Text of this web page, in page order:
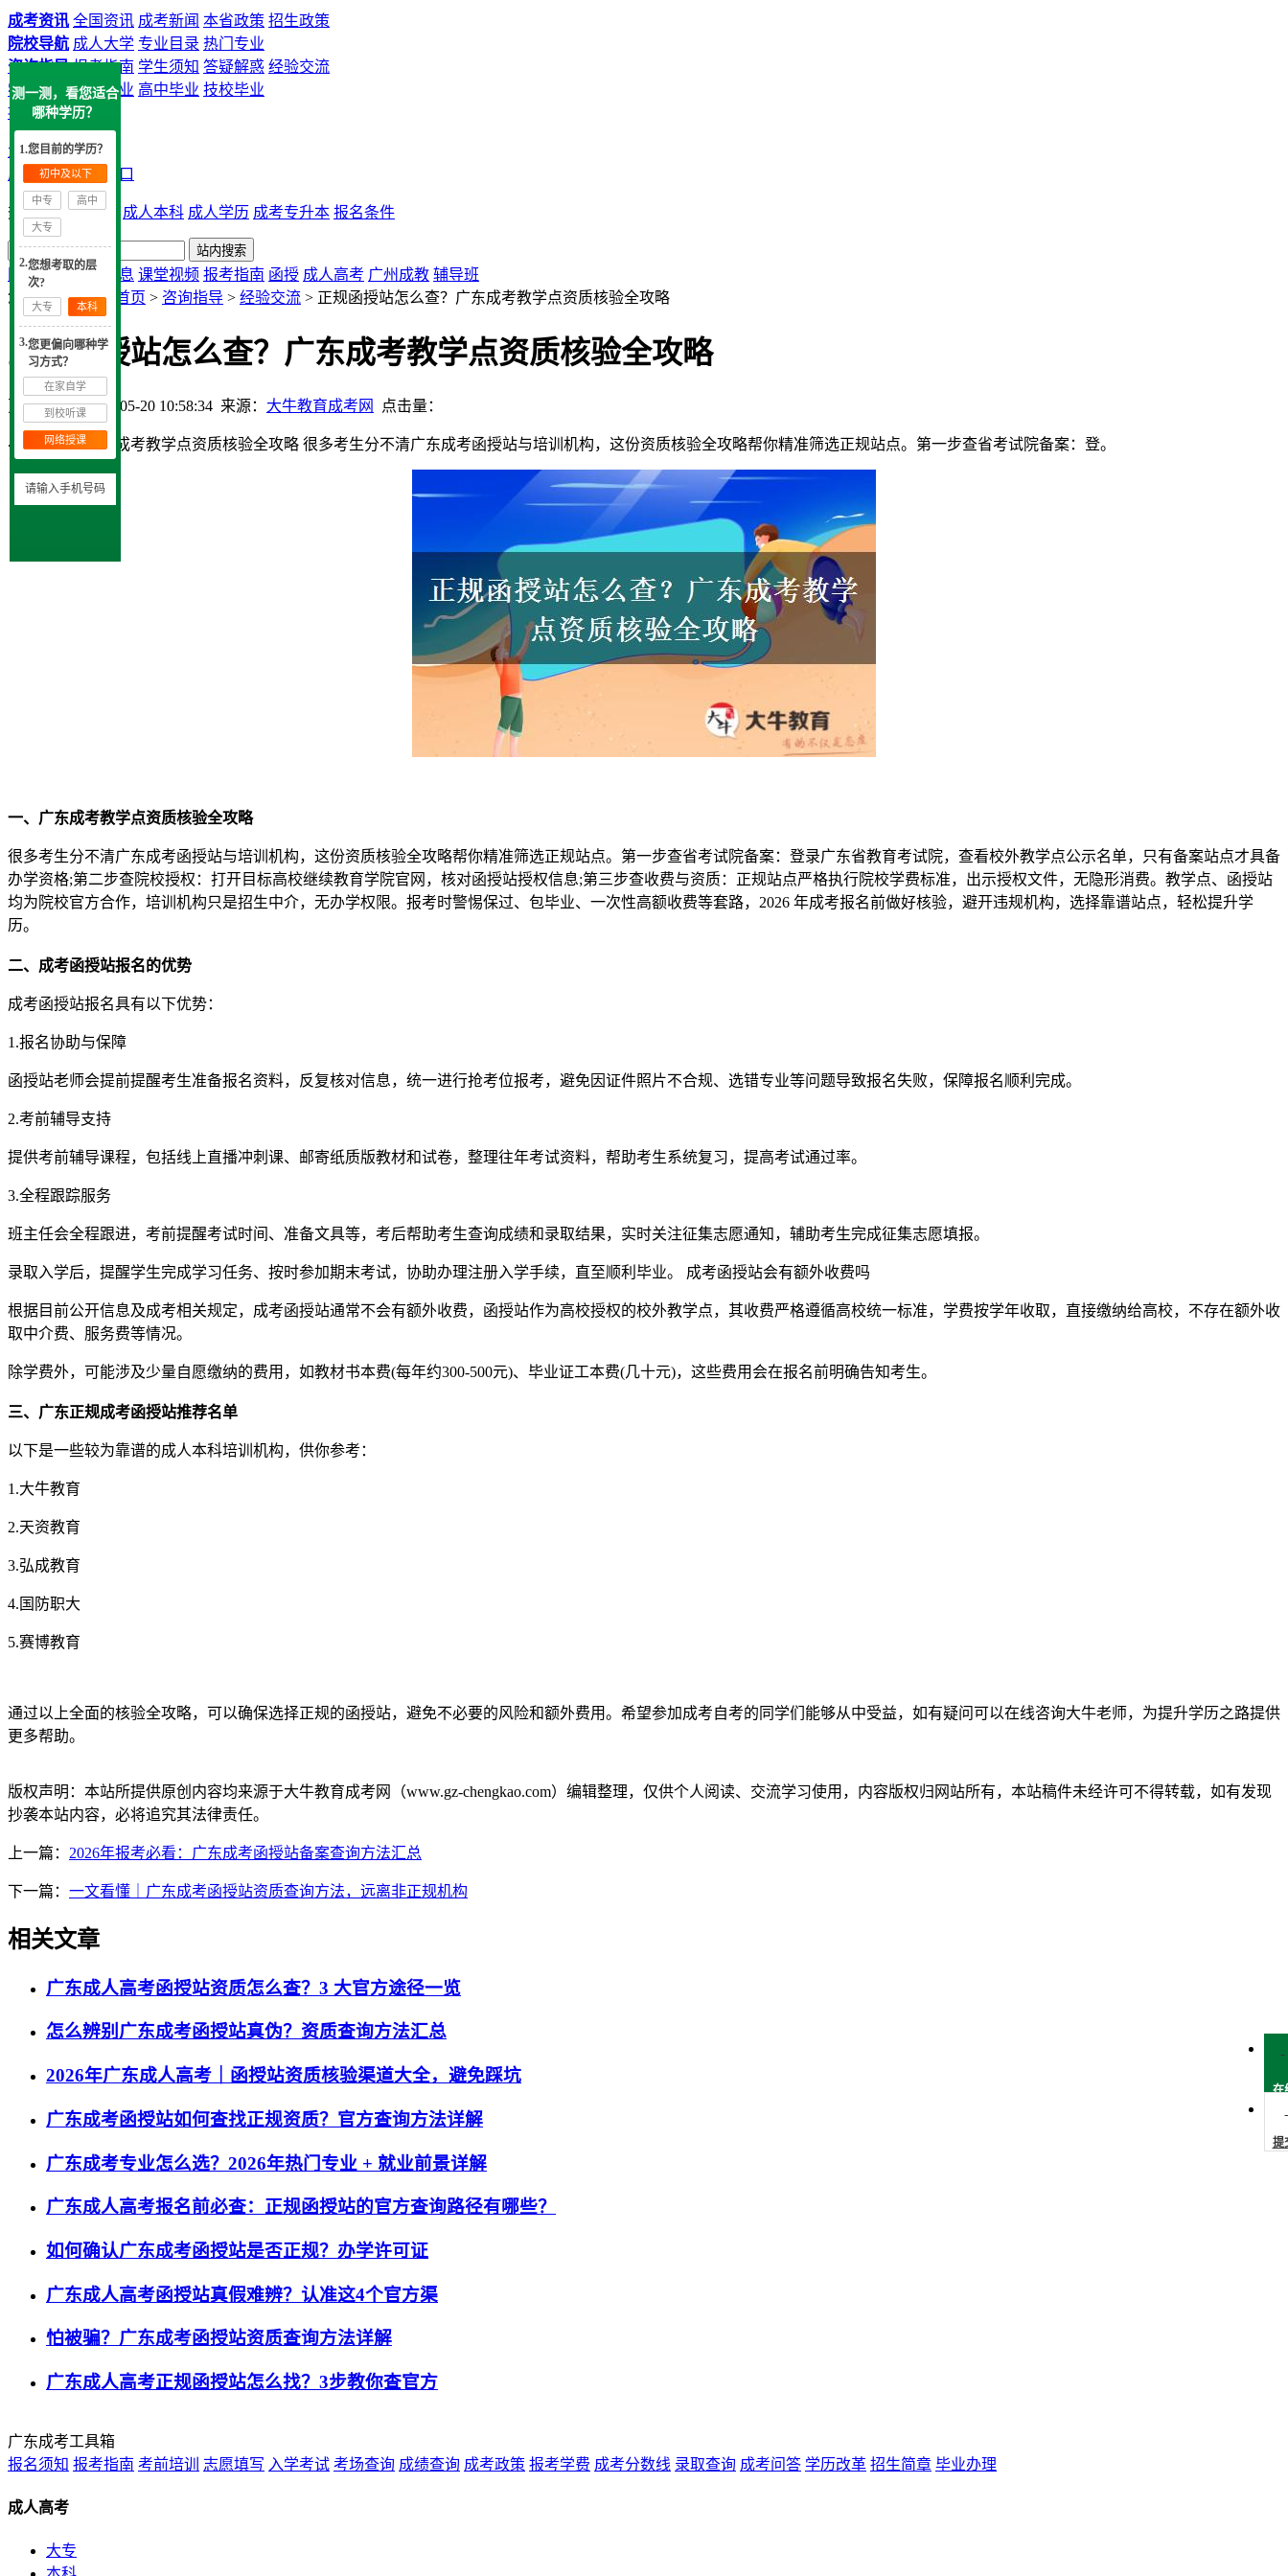
成考资讯 全国资讯 成考新闻 本省政策 招生政策
院校导航 成人大学 专业目录 热门专业
咨询指导 报考指南 学生须知 答疑解惑 经验交流
学历提升 中专毕业 高中毕业 技校毕业
提交申请
大牛教育成考网
成考院校 咨询入口
热搜： 广州成考 成人本科 成人学历 成考专升本 报名条件
网站首页 实用信息 课堂视频 报考指南 函授 成人高考 广州成教 辅导班
您现在的位置：
首页 > 咨询指导 > 经验交流 > 正规函授站怎么查？广东成考教学点资质核验全攻略
正规函授站怎么查？广东成考教学点资质核验全攻略
更新时间：2026-05-20 10:58:34 来源： 大牛教育成考网 点击量：
导读：一、广东成考教学点资质核验全攻略 很多考生分不清广东成考函授站与培训机构，这份资质核验全攻略帮你精准筛选正规站点。第一步查省考试院备案：登。
一、广东成考教学点资质核验全攻略
很多考生分不清广东成考函授站与培训机构，这份资质核验全攻略帮你精准筛选正规站点。第一步查省考试院备案：登录广东省教育考试院，查看校外教学点公示名单，只有备案站点才具备
办学资格;第二步查院校授权：打开目标高校继续教育学院官网，核对函授站授权信息;第三步查收费与资质：正规站点严格执行院校学费标准，出示授权文件，无隐形消费。教学点、函授站
均为院校官方合作，培训机构只是招生中介，无办学权限。报考时警惕保过、包毕业、一次性高额收费等套路，2026 年成考报名前做好核验，避开违规机构，选择靠谱站点，轻松提升学
历。
二、成考函授站报名的优势
成考函授站报名具有以下优势：
1.报名协助与保障
函授站老师会提前提醒考生准备报名资料，反复核对信息，统一进行抢考位报考，避免因证件照片不合规、选错专业等问题导致报名失败，保障报名顺利完成。
2.考前辅导支持
提供考前辅导课程，包括线上直播冲刺课、邮寄纸质版教材和试卷，整理往年考试资料，帮助考生系统复习，提高考试通过率。
3.全程跟踪服务
班主任会全程跟进，考前提醒考试时间、准备文具等，考后帮助考生查询成绩和录取结果，实时关注征集志愿通知，辅助考生完成征集志愿填报。
录取入学后，提醒学生完成学习任务、按时参加期末考试，协助办理注册入学手续，直至顺利毕业。 成考函授站会有额外收费吗
根据目前公开信息及成考相关规定，成考函授站通常不会有额外收费，函授站作为高校授权的校外教学点，其收费严格遵循高校统一标准，学费按学年收取，直接缴纳给高校，不存在额外收
取中介费、服务费等情况。
除学费外，可能涉及少量自愿缴纳的费用，如教材书本费(每年约300-500元)、毕业证工本费(几十元)，这些费用会在报名前明确告知考生。
三、广东正规成考函授站推荐名单
以下是一些较为靠谱的成人本科培训机构，供你参考：
1.大牛教育
2.天资教育
3.弘成教育
4.国防职大
5.赛博教育
通过以上全面的核验全攻略，可以确保选择正规的函授站，避免不必要的风险和额外费用。希望参加成考自考的同学们能够从中受益，如有疑问可以在线咨询大牛老师，为提升学历之路提供
更多帮助。
版权声明： 本站所提供原创内容均来源于大牛教育成考网（www.gz-chengkao.com）编辑整理，仅供个人阅读、交流学习使用，内容版权归网站所有，本站稿件未经许可不得转载，如有发现
抄袭本站内容，必将追究其法律责任。
上一篇： 2026年报考必看：广东成考函授站备案查询方法汇总
下一篇： 一文看懂｜广东成考函授站资质查询方法，远离非正规机构
相关文章
广东成人高考函授站资质怎么查？3 大官方途径一览
怎么辨别广东成考函授站真伪？资质查询方法汇总
2026年广东成人高考｜函授站资质核验渠道大全，避免踩坑
广东成考函授站如何查找正规资质？官方查询方法详解
广东成考专业怎么选？2026年热门专业 + 就业前景详解
广东成人高考报名前必查：正规函授站的官方查询路径有哪些？
如何确认广东成考函授站是否正规？办学许可证
广东成人高考函授站真假难辨？认准这4个官方渠
怕被骗？广东成考函授站资质查询方法详解
广东成人高考正规函授站怎么找？3步教你查官方
广东成考工具箱
报名须知 报考指南 考前培训 志愿填写 入学考试 考场查询 成绩查询 成考政策 报考学费 成考分数线 录取查询 成考问答 学历改革 招生简章 毕业办理
成人高考
大专
在
提
测一测，看您适合
哪种学历？
1.您目前的学历？
初中及以下
中专 高中
大专
2.您想考取的层
次?
大专 本科
3.您更偏向哪种学
习方式？
在家自学
到校听课
网络授课